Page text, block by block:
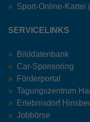
Sport-Online-Kartei
SERVICELINKS
Bilddatenbank
Car-Sponsoring
Förderportal
Tagungszentrum
Erlebnisdorf
Jobbörse